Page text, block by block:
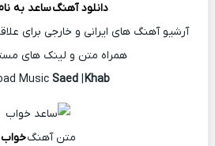
دانلود آهنگساعد به
آرشیو آهنگ های ایرانی و خارجی برای
همراه متن و لینک های
Download Music
Saed|Khab
متن آهنگخواب